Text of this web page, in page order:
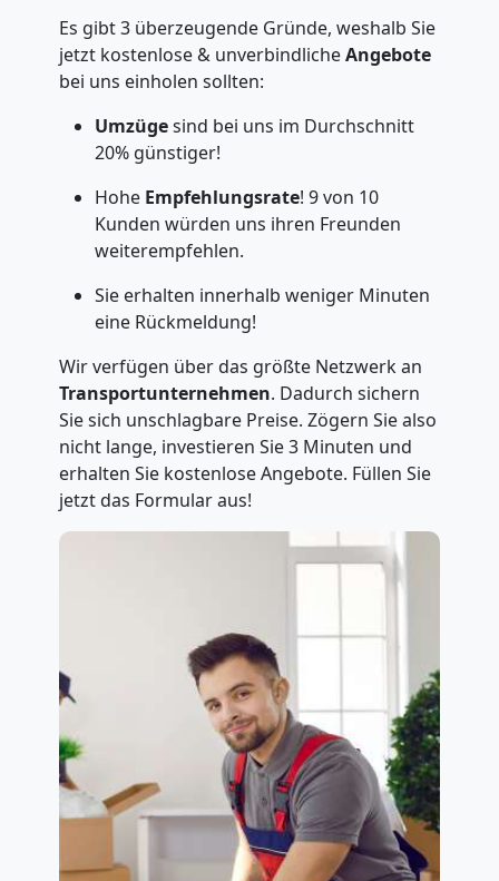
Es gibt 3 überzeugende Gründe, weshalb Sie
jetzt kostenlose & unverbindlicheAngebote
bei uns einholen sollten:
Umzügesind bei uns im Durchschnitt
20% günstiger!
Hohe Empfehlungsrate! 9 von 10
Kunden würden uns ihren Freunden
weiterempfehlen.
Sie erhalten innerhalb weniger Minuten
eine Rückmeldung!
Wir verfügen über das größte Netzwerk an
Transportunternehmen. Dadurch sichern
Sie sich unschlagbare Preise. Zögern Sie also
nicht lange, investieren Sie 3 Minuten und
erhalten Sie kostenlose Angebote. Füllen Sie
jetzt das Formular aus!